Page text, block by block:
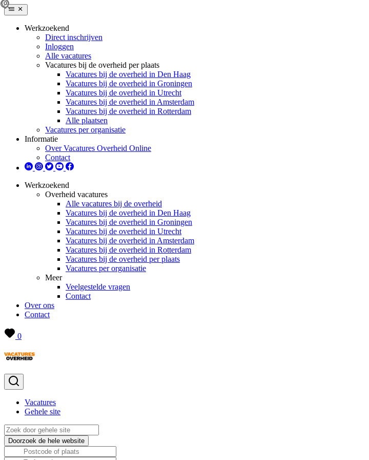
Werkzoekend
Direct inschrijven
Inloggen
Alle vacatures
Vacatures bij de overheid per plaats
Vacatures bij de overheid in Den Haag
Vacatures bij de overheid in Groningen
Vacatures bij de overheid in Utrecht
Vacatures bij de overheid in Amsterdam
Vacatures bij de overheid in Rotterdam
Alle plaatsen
Vacatures per organisatie
Informatie
Over Vacatures Overheid Online
Contact
Werkzoekend
Overheid vacatures
Alle vacatures bij de overheid
Vacatures bij de overheid in Den Haag
Vacatures bij de overheid in Groningen
Vacatures bij de overheid in Utrecht
Vacatures bij de overheid in Amsterdam
Vacatures bij de overheid in Rotterdam
Vacatures bij de overheid per plaats
Vacatures per organisatie
Meer
Veelgestelde vragen
Contact
Over ons
Contact
0
Vacatures
Gehele site